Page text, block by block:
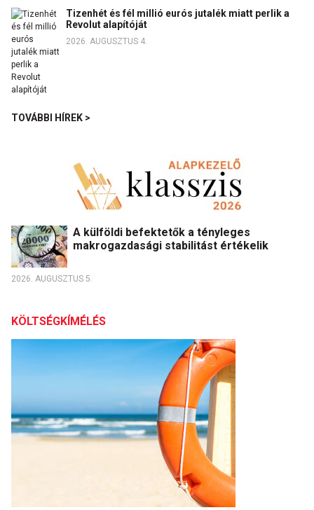
Tizenhét és fél millió eurós jutalék miatt perlik a
Revolut alapítóját
2026. AUGUSZTUS 4.
TOVÁBBI HÍREK >
A külföldi befektetők a tényleges
makrogazdasági stabilitást értékelik
2026. AUGUSZTUS 5.
KÖLTSÉGKÍMÉLÉS